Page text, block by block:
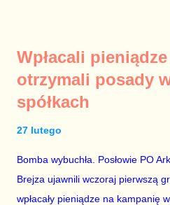
o seksaferze z udziałem
rządzącej i – przynajmniej
państwie, sprawy prywatne nie
całego państwa. Zastrzeżenie
konieczne, ponieważ mamy do
wyjątkowo wątpliwej reputacji, ale
informacje nie zostały w żaden
Wpłacali
otrzymali posady
spółkach
27 lutego
Bomba wybuchła. Posłowie PO
Brejza ujawnili wczoraj pierwszą
wpłacały pieniądze na kampanię